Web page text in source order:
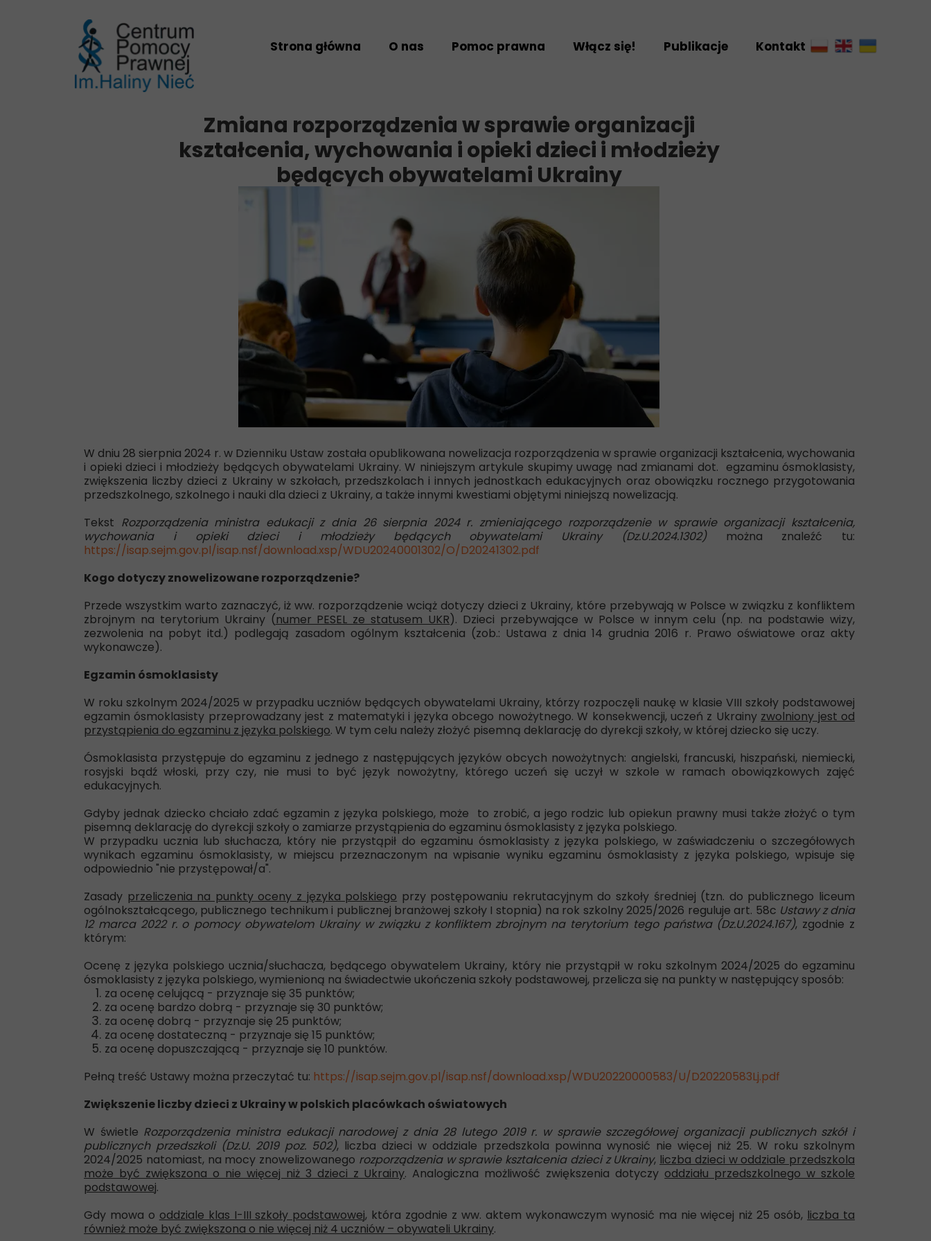
W dniu 28 sierpnia 2024 r. w Dzienniku Ustaw została opublikowana nowelizacja rozporządzenia w sprawie organizacji kształcenia, wychowania
i opieki dzieci i młodzieży będących obywatelami Ukrainy. W niniejszym artykule skupimy uwagę nad zmianami dot. egzaminu ósmoklasisty,
zwiększenia liczby dzieci z Ukrainy w szkołach, przedszkolach i innych jednostkach edukacyjnych oraz obowiązku rocznego przygotowania
przedszkolnego, szkolnego i nauki dla dzieci z Ukrainy, a także innymi kwestiami objętymi niniejszą nowelizacją.
Tekst Rozporządzenia ministra edukacji z dnia 26 sierpnia 2024 r. zmieniającego rozporządzenie w sprawie organizacji kształcenia,
wychowania i opieki dzieci i młodzieży będących obywatelami Ukrainy (Dz.U.2024.1302) można znaleźć tu:
https://isap.sejm.gov.pl/isap.nsf/download.xsp/WDU20240001302/O/D20241302.pdf
Kogo dotyczy znowelizowane rozporządzenie?
Przede wszystkim warto zaznaczyć, iż ww. rozporządzenie wciąż dotyczy dzieci z Ukrainy, które przebywają w Polsce w związku z konfliktem
zbrojnym na terytorium Ukrainy (numer PESEL ze statusem UKR). Dzieci przebywające w Polsce w innym celu (np. na podstawie wizy,
zezwolenia na pobyt itd.) podlegają zasadom ogólnym kształcenia (zob.: Ustawa z dnia 14 grudnia 2016 r. Prawo oświatowe oraz akty
wykonawcze).
Egzamin ósmoklasisty
W roku szkolnym 2024/2025 w przypadku uczniów będących obywatelami Ukrainy, którzy rozpoczęli naukę w klasie VIII szkoły podstawowej
egzamin ósmoklasisty przeprowadzany jest z matematyki i języka obcego nowożytnego. W konsekwencji, uczeń z Ukrainy zwolniony jest od
przystąpienia do egzaminu z języka polskiego. W tym celu należy złożyć pisemną deklarację do dyrekcji szkoły, w której dziecko się uczy.
Ósmoklasista przystępuje do egzaminu z jednego z następujących języków obcych nowożytnych: angielski, francuski, hiszpański, niemiecki,
rosyjski bądź włoski, przy czy, nie musi to być język nowożytny, którego uczeń się uczył w szkole w ramach obowiązkowych zajęć
edukacyjnych.
Gdyby jednak dziecko chciało zdać egzamin z języka polskiego, może to zrobić, a jego rodzic lub opiekun prawny musi także złożyć o tym
pisemną deklarację do dyrekcji szkoły o zamiarze przystąpienia do egzaminu ósmoklasisty z języka polskiego.
W przypadku ucznia lub słuchacza, który nie przystąpił do egzaminu ósmoklasisty z języka polskiego, w zaświadczeniu o szczegółowych
wynikach egzaminu ósmoklasisty, w miejscu przeznaczonym na wpisanie wyniku egzaminu ósmoklasisty z języka polskiego, wpisuje się
odpowiednio "nie przystępował/a".
Zasady przeliczenia na punkty oceny z języka polskiego przy postępowaniu rekrutacyjnym do szkoły średniej (tzn. do publicznego liceum
ogólnokształcącego, publicznego technikum i publicznej branżowej szkoły I stopnia) na rok szkolny 2025/2026 reguluje art. 58c Ustawy z dnia
12 marca 2022 r. o pomocy obywatelom Ukrainy w związku z konfliktem zbrojnym na terytorium tego państwa (Dz.U.2024.167), zgodnie z
którym:
Ocenę z języka polskiego ucznia/słuchacza, będącego obywatelem Ukrainy, który nie przystąpił w roku szkolnym 2024/2025 do egzaminu
ósmoklasisty z języka polskiego, wymienioną na świadectwie ukończenia szkoły podstawowej, przelicza się na punkty w następujący sposób:
za ocenę celującą - przyznaje się 35 punktów;
za ocenę bardzo dobrą - przyznaje się 30 punktów;
za ocenę dobrą - przyznaje się 25 punktów;
za ocenę dostateczną - przyznaje się 15 punktów;
za ocenę dopuszczającą - przyznaje się 10 punktów.
Pełną treść Ustawy można przeczytać tu: https://isap.sejm.gov.pl/isap.nsf/download.xsp/WDU20220000583/U/D20220583Lj.pdf
Zwiększenie liczby dzieci z Ukrainy w polskich placówkach oświatowych
W świetle Rozporządzenia ministra edukacji narodowej z dnia 28 lutego 2019 r. w sprawie szczegółowej organizacji publicznych szkół i
publicznych przedszkoli (Dz.U. 2019 poz. 502), liczba dzieci w oddziale przedszkola powinna wynosić nie więcej niż 25. W roku szkolnym
2024/2025 natomiast, na mocy znowelizowanego rozporządzenia w sprawie kształcenia dzieci z Ukrainy, liczba dzieci w oddziale przedszkola
może być zwiększona o nie więcej niż 3 dzieci z Ukrainy. Analogiczna możliwość zwiększenia dotyczy oddziału przedszkolnego w szkole
podstawowej.
Gdy mowa o oddziale klas I-III szkoły podstawowej, która zgodnie z ww. aktem wykonawczym wynosić ma nie więcej niż 25 osób, liczba ta
również może być zwiększona o nie więcej niż 4 uczniów – obywateli Ukrainy.
Zmiana rozporządzenia w sprawie organizacji
kształcenia, wychowania i opieki dzieci i młodzieży
będących obywatelami Ukrainy
Strona główna
O nas
Projekty
Standardy działania
Pomoc prawna
Feedback i skargi
Włącz się!
Publikacje Kontakt